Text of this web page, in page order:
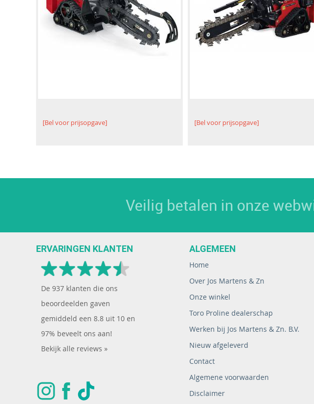
[Bel voor prijsopgave] [Bel voor prijsopgave]
Veilig betalen in onze
ERVARINGEN KLANTEN
De 937 klanten die ons
beoordeelden gaven
gemiddeld een 8.8 uit 10 en
97% beveelt ons aan!
Bekijk alle reviews »
ALGEMEEN
Home
Over Jos Martens & Zn
Onze winkel
Toro Proline dealerschap
Werken bij Jos Martens & Zn. B.V.
Nieuw afgeleverd
Contact
Algemene voorwaarden
Disclaimer